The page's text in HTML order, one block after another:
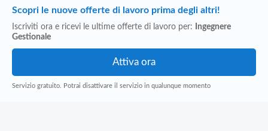
Scopri le nuove offerte di lavoro prima degli altri!
Iscriviti ora e ricevi le ultime offerte di lavoro per:
Ingegnere
Gestionale
Servizio gratuito. Potrai disattivare il servizio in qualunque momento